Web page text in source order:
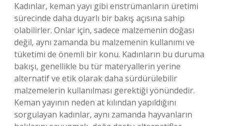
Kadınlar, keman yayı gibi enstrümanların üretimi
sürecinde daha duyarlı bir bakış açısına sahip
olabilirler. Onlar için, sadece malzemenin doğası
değil, aynı zamanda bu malzemenin kullanımı ve
tüketimi de önemli bir konu. Kadınların bu duruma
bakışı, genellikle bu tür materyallerin yerine
alternatif ve etik olarak daha sürdürülebilir
malzemelerin kullanılması gerektiği yönündedir.
Keman yayının neden at kılından yapıldığını
sorgulayan kadınlar, aynı zamanda hayvanların